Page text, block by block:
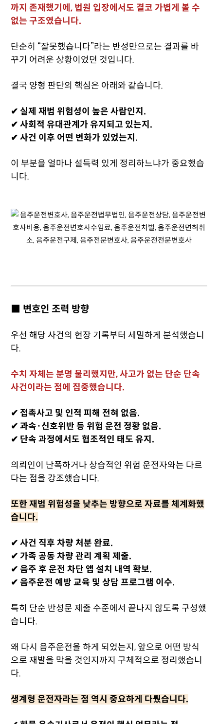
까지 존재했기에, 법원 입장에서도 결코 가볍게 볼 수
없는 구조였습니다.
단순히 “잘못했습니다”라는 반성만으로는 결과를 바
꾸기 어려운 상황이었던 것입니다.
결국 양형 판단의 핵심은 아래와 같습니다.
✔ 실제 재범 위험성이 높은 사람인지.
✔ 사회적 유대관계가 유지되고 있는지.
✔ 사건 이후 어떤 변화가 있었는지.
이 부분을 얼마나 설득력 있게 정리하느냐가 중요했습
니다.
■ 변호인 조력 방향
우선 해당 사건의 현장 기록부터 세밀하게 분석했습니
다.
수치 자체는 분명 불리했지만, 사고가 없는 단순 단속
사건이라는 점에 집중했습니다.
✔ 접촉사고 및 인적 피해 전혀 없음.
✔ 과속·신호위반 등 위험 운전 정황 없음.
✔ 단속 과정에서도 협조적인 태도 유지.
의뢰인이 난폭하거나 상습적인 위험 운전자와는 다르
다는 점을 강조했습니다.
또한 재범 위험성을 낮추는 방향으로 자료를 체계화했
습니다.
✔ 사건 직후 차량 처분 완료.
✔ 가족 공동 차량 관리 계획 제출.
✔ 음주 후 운전 차단 앱 설치 내역 확보.
✔ 음주운전 예방 교육 및 상담 프로그램 이수.
특히 단순 반성문 제출 수준에서 끝나지 않도록 구성했
습니다.
왜 다시 음주운전을 하게 되었는지, 앞으로 어떤 방식
으로 재발을 막을 것인지까지 구체적으로 정리했습니
다.
생계형 운전자라는 점 역시 중요하게 다뤘습니다.